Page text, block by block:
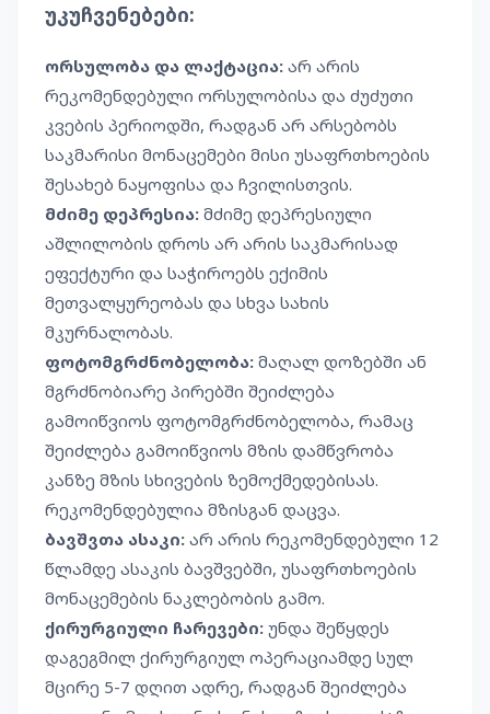
უკუჩვენებები:
ორსულობა და ლაქტაცია: არ არის
რეკომენდებული ორსულობისა და ძუძუთი
კვების პერიოდში, რადგან არ არსებობს
საკმარისი მონაცემები მისი უსაფრთხოების
შესახებ ნაყოფისა და ჩვილისთვის.
მძიმე დეპრესია: მძიმე დეპრესიული
აშლილობის დროს არ არის საკმარისად
ეფექტური და საჭიროებს ექიმის
მეთვალყურეობას და სხვა სახის
მკურნალობას.
ფოტომგრძნობელობა: მაღალ დოზებში ან
მგრძნობიარე პირებში შეიძლება
გამოიწვიოს ფოტომგრძნობელობა, რამაც
შეიძლება გამოიწვიოს მზის დამწვრობა
კანზე მზის სხივების ზემოქმედებისას.
რეკომენდებულია მზისგან დაცვა.
ბავშვთა ასაკი: არ არის რეკომენდებული 12
წლამდე ასაკის ბავშვებში, უსაფრთხოების
მონაცემების ნაკლებობის გამო.
ქირურგიული ჩარევები: უნდა შეწყდეს
დაგეგმილ ქირურგიულ ოპერაციამდე სულ
მცირე 5-7 დღით ადრე, რადგან შეიძლება